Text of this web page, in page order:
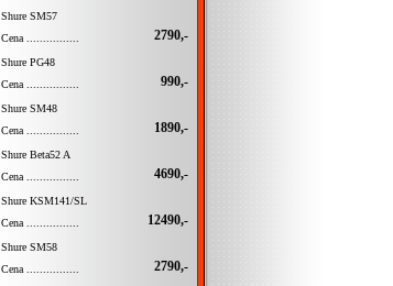
Shure SM57
Cena ................
2790,-
Shure PG48
Cena ................
990,-
Shure SM48
Cena ................
1890,-
Shure Beta52 A
Cena ................
4690,-
Shure KSM141/SL
Cena ................
12490,-
Shure SM58
Cena ................
2790,-